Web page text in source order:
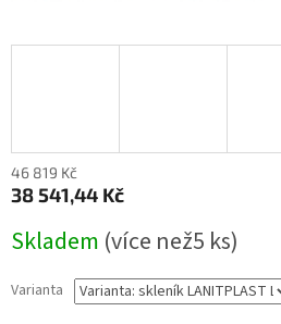
46 819 Kč
38 541,44 Kč
cena:
Skladem (více než5 ks)
Varianta